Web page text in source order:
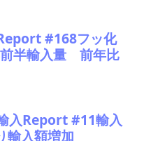
#168フッ化
半輸入量 前年比
入Report #11輸入
入額増加